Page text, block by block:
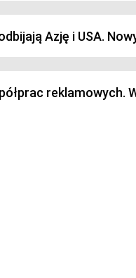
Azję i USA.
reklamowych.